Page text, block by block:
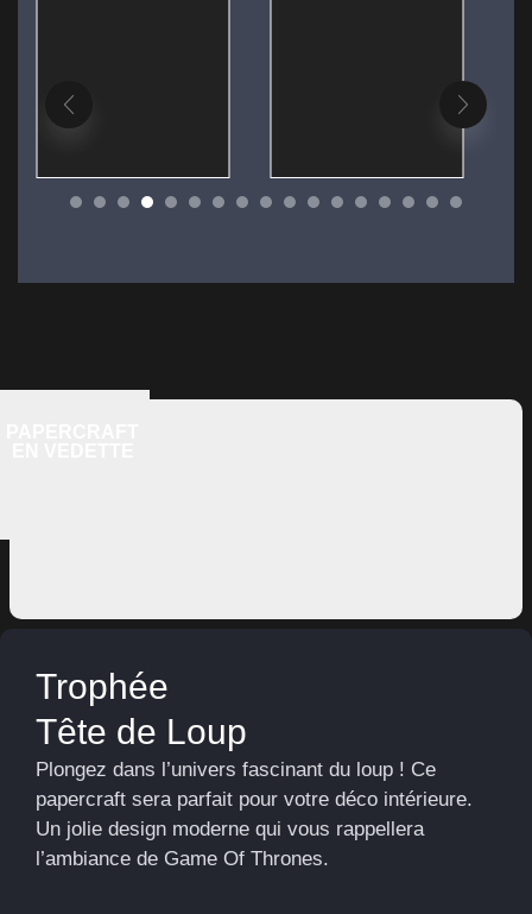
Trophée
Tête de Loup
Plongez dans l’univers fascinant du loup ! Ce
papercraft sera parfait pour votre déco intérieure.
Un jolie design moderne qui vous rappellera
l’ambiance de Game Of Thrones.